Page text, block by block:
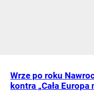
Wrze po roku
kontra „Cała